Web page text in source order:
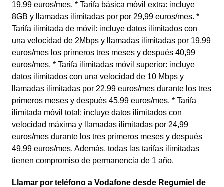
19,99 euros/mes. * Tarifa básica móvil extra: incluye
8GB y llamadas ilimitadas por por 29,99 euros/mes. *
Tarifa ilimitada de móvil: incluye datos ilimitados con
una velocidad de 2Mbps y llamadas ilimitadas por 19,99
euros/mes los primeros tres meses y después 40,99
euros/mes. * Tarifa ilimitadas móvil superior: incluye
datos ilimitados con una velocidad de 10 Mbps y
llamadas ilimitadas por 22,99 euros/mes durante los tres
primeros meses y después 45,99 euros/mes. * Tarifa
ilimitada móvil total: incluye datos ilimitados con
velocidad máxima y llamadas ilimitadas por 24,99
euros/mes durante los tres primeros meses y después
49,99 euros/mes. Además, todas las tarifas ilimitadas
tienen compromiso de permanencia de 1 año.
Llamar por teléfono a Vodafone desde Regumiel de